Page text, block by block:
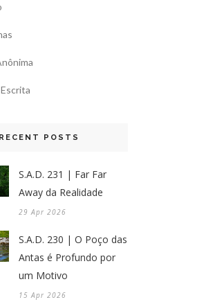
RECENT POSTS
S.A.D. 231 | Far Far
Away da Realidade
29 Apr 2026
S.A.D. 230 | O Poço das
Antas é Profundo por
um Motivo
15 Apr 2026